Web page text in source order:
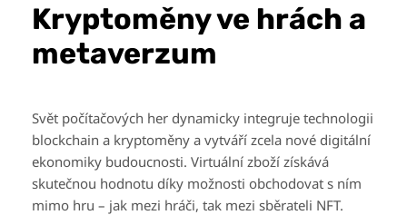
Kryptoměny ve hrách a
metaverzum
Svět počítačových her dynamicky integruje technologii
blockchain a kryptoměny a vytváří zcela nové digitální
ekonomiky budoucnosti. Virtuální zboží získává
skutečnou hodnotu díky možnosti obchodovat s ním
mimo hru – jak mezi hráči, tak mezi sběrateli NFT.